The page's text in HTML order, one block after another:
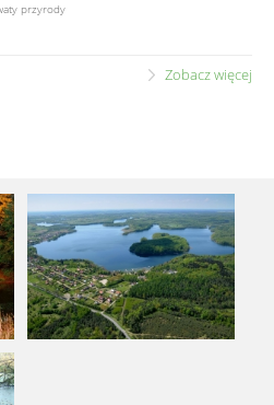
przyrody
Zobacz więcej